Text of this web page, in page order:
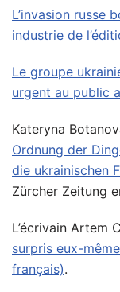
L’invasion russe
industrie de
Le groupe
urgent au public
Kateryna
Ordnung der
die ukrainischen
Zürcher Zeitung
L’écrivain Artem
surpris eux-
français).